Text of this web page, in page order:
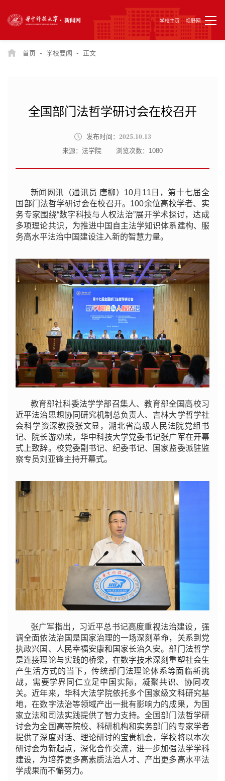
学校主页 视野网
首页 - 学校要闻 - 正文
全国部门法哲学研讨会在校召开
发布时间： 2025.10.13
来源：法学院 浏览次数： 1080
新闻网讯（通讯员 唐柳）10月11日，第十七届全
国部门法哲学研讨会在校召开。100余位高校学者、实
务专家围绕“数字科技与人权法治”展开学术探讨，达成
多项理论共识，为推进中国自主法学知识体系建构、服
务高水平法治中国建设注入新的智慧力量。
教育部社科委法学学部召集人、教育部全国高校习
近平法治思想协同研究机制总负责人、吉林大学哲学社
会科学资深教授张文显，湖北省高级人民法院党组书
记、院长游劝荣，华中科技大学党委书记张广军在开幕
式上致辞。校党委副书记、纪委书记、国家监委派驻监
察专员刘亚锋主持开幕式。
张广军指出，习近平总书记高度重视法治建设，强
调全面依法治国是国家治理的一场深刻革命，关系到党
执政兴国、人民幸福安康和国家长治久安。部门法哲学
是连接理论与实践的桥梁，在数字技术深刻重塑社会生
产生活方式的当下，传统部门法理论体系等面临新挑
战，需要学界同仁立足中国实际，凝聚共识、协同攻
关。近年来，华科大法学院依托多个国家级文科研究基
地，在数字法治等领域产出一批有影响力的成果，为国
家立法和司法实践提供了智力支持。全国部门法哲学研
讨会为全国高等院校、科研机构和实务部门的专家学者
提供了深度对话、理论研讨的宝贵机会，学校将以本次
研讨会为新起点，深化合作交流，进一步加强法学学科
建设，为培养更多高素质法治人才、产出更多高水平法
学成果而不懈努力。